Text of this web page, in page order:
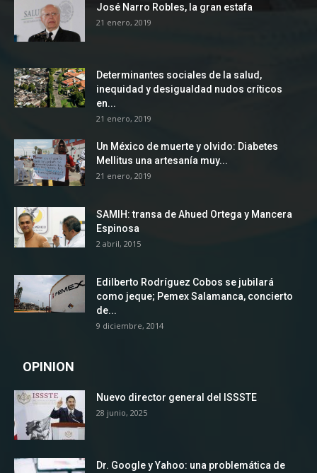
José Narro Robles, la gran estafa
21 enero, 2019
Determinantes sociales de la salud,
inequidad y desigualdad nudos críticos
en...
21 enero, 2019
Un México de muerte y olvido: Diabetes
Mellitus una artesanía muy...
21 enero, 2019
SAMIH: transa de Ahued Ortega y Mancera
Espinosa
2 abril, 2015
Edilberto Rodríguez Cobos se jubilará
como jeque; Pemex Salamanca, concierto
de...
9 diciembre, 2014
OPINION
Nuevo director general del ISSSTE
28 junio, 2025
Dr. Google y Yahoo: una problemática de